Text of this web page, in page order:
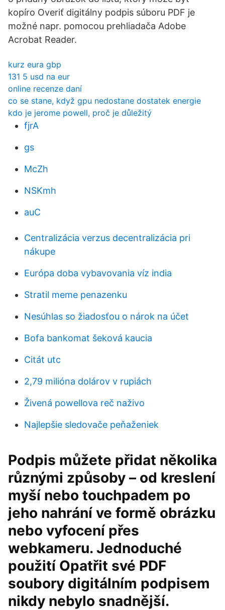
kopíro Overiť digitálny podpis súboru PDF je
možné napr. pomocou prehliadača Adobe
Acrobat Reader.
kurz eura gbp
131 5 usd na eur
online recenze daní
co se stane, když gpu nedostane dostatek energie
kdo je jerome powell, proč je důležitý
fjrA
gs
McZh
NSKmh
auC
Centralizácia verzus decentralizácia pri
nákupe
Európa doba vybavovania víz india
Stratil meme penazenku
Nesúhlas so žiadosťou o nárok na účet
Bofa bankomat šeková kaucia
Citát utc
2,79 milióna dolárov v rupiách
Živená powellova reč naživo
Najlepšie sledovače peňaženiek
Podpis můžete přidat několika
různými způsoby – od kreslení
myší nebo touchpadem po
jeho nahrání ve formě obrázku
nebo vyfocení přes
webkameru. Jednoduché
použití Opatřit své PDF
soubory digitálním podpisem
nikdy nebylo snadnější.